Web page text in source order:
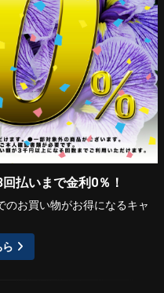
払いまで金利0％！
のお買い物がお得になるキャ
ら